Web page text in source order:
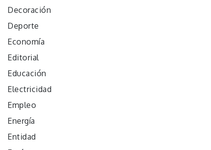
Decoración
Deporte
Economía
Editorial
Educación
Electricidad
Empleo
Energía
Entidad